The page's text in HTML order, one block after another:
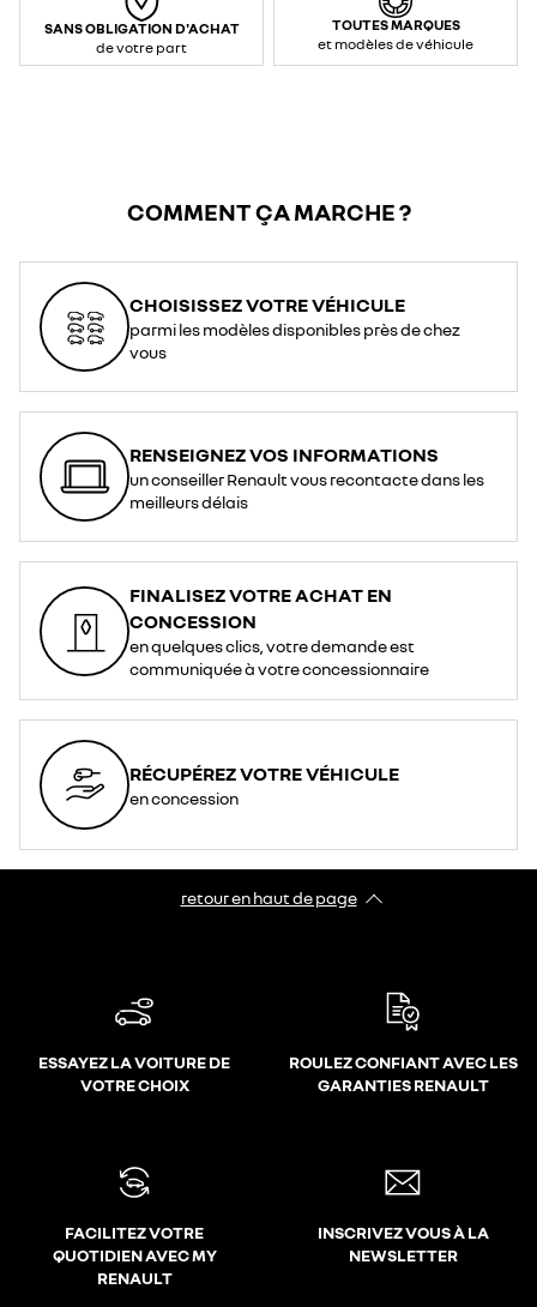
SANS OBLIGATION D'ACHAT
de votre part
TOUTES MARQUES
et modèles de véhicule
COMMENT ÇA MARCHE ?
CHOISISSEZ VOTRE VÉHICULE
parmi les modèles disponibles près de chez
vous
RENSEIGNEZ VOS INFORMATIONS
un conseiller Renault vous recontacte dans les
meilleurs délais
FINALISEZ VOTRE ACHAT EN
CONCESSION
en quelques clics, votre demande est
communiquée à votre concessionnaire
RÉCUPÉREZ VOTRE VÉHICULE
en concession
retour en haut de page​
ESSAYEZ LA VOITURE DE
VOTRE CHOIX
ROULEZ CONFIANT AVEC LES
GARANTIES RENAULT
FACILITEZ VOTRE
QUOTIDIEN AVEC MY
RENAULT
INSCRIVEZ VOUS À LA
NEWSLETTER